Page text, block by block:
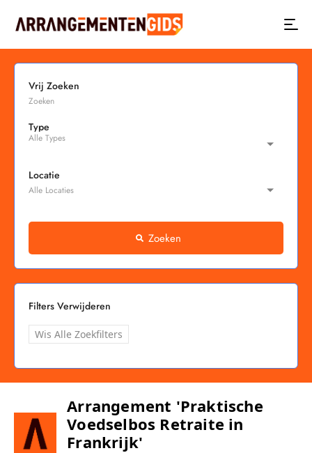
Vrij Zoeken
Type
Locatie
Zoeken
Filters Verwijderen
Wis Alle Zoekfilters
Arrangement 'Praktische
Voedselbos Retraite in
Frankrijk'